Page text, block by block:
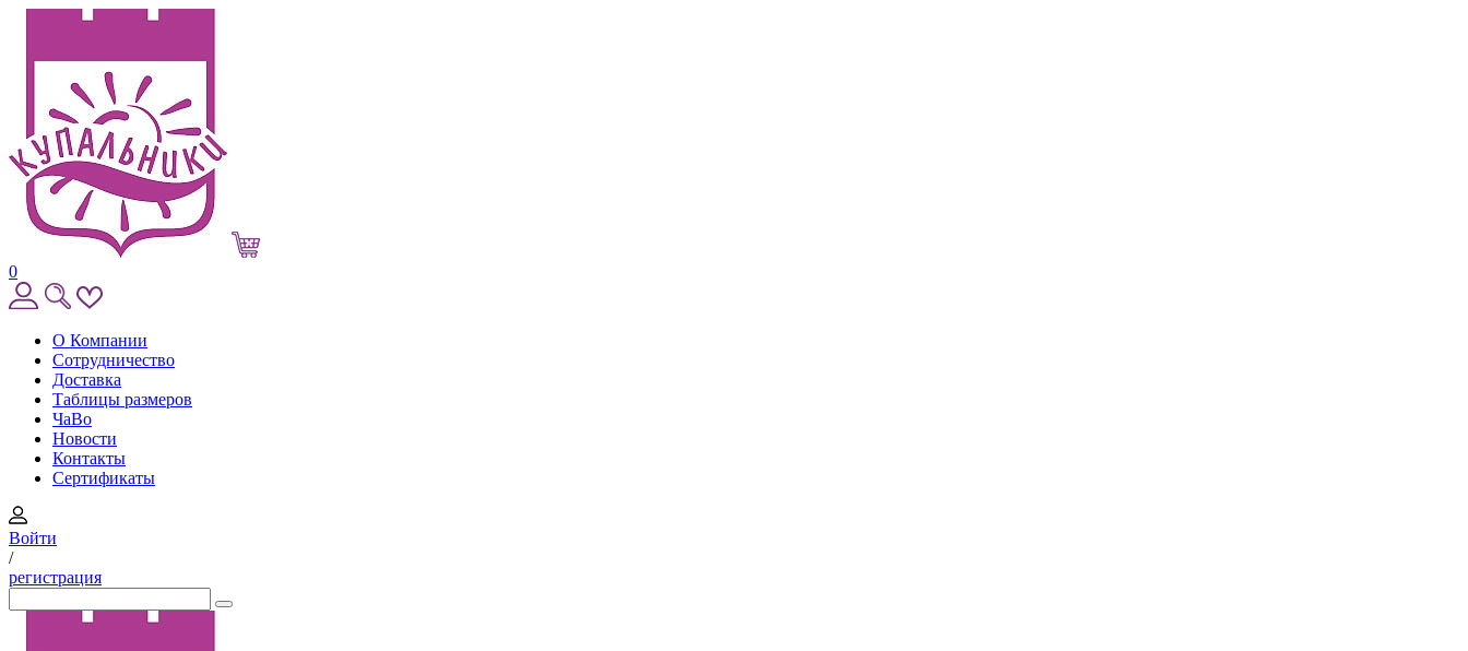
0
О Компании
Сотрудничество
Доставка
Таблицы размеров
ЧаВо
Новости
Контакты
Сертификаты
Войти
/
регистрация